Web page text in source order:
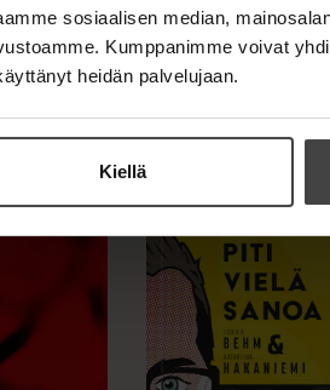
sosiaalisen median,
Kumppanimme voivat
heidän palvelujaan.
Kiellä